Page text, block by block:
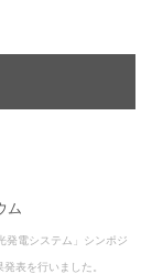
i
ム
発電システム」シンポジ
表を行いました。